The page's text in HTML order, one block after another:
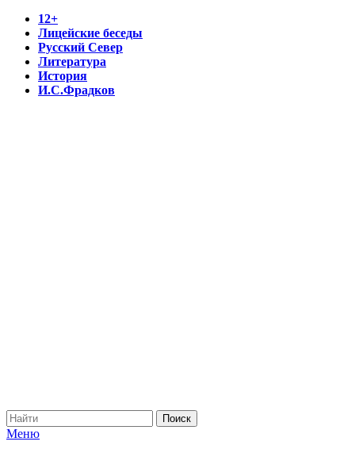
12+
Лицейские беседы
Русский Север
Литература
История
И.С.Фрадков
Меню